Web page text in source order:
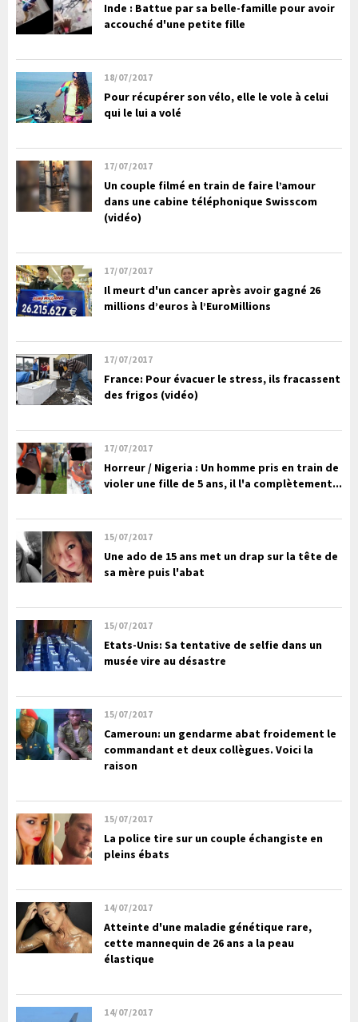
Inde : Battue par sa belle-famille pour avoir
accouché d'une petite fille
18/07/2017
Pour récupérer son vélo, elle le vole à celui
qui le lui a volé
17/07/2017
Un couple filmé en train de faire l’amour
dans une cabine téléphonique Swisscom
(vidéo)
17/07/2017
Il meurt d'un cancer après avoir gagné 26
millions d’euros à l’EuroMillions
17/07/2017
France: Pour évacuer le stress, ils fracassent
des frigos (vidéo)
17/07/2017
Horreur / Nigeria : Un homme pris en train de
violer une fille de 5 ans, il l'a complètement...
15/07/2017
Une ado de 15 ans met un drap sur la tête de
sa mère puis l'abat
15/07/2017
Etats-Unis: Sa tentative de selfie dans un
musée vire au désastre
15/07/2017
Cameroun: un gendarme abat froidement le
commandant et deux collègues. Voici la
raison
15/07/2017
La police tire sur un couple échangiste en
pleins ébats
14/07/2017
Atteinte d'une maladie génétique rare,
cette mannequin de 26 ans a la peau
élastique
14/07/2017